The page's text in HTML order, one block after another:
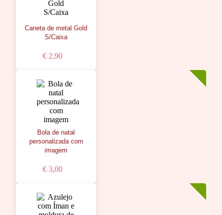
Caneta de metal Gold
S/Caixa
€ 2,90
Bola de natal
personalizada com
imagem
€ 3,00